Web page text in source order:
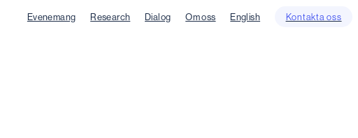
Evenemang Research Dialog Om oss English Kontakta oss